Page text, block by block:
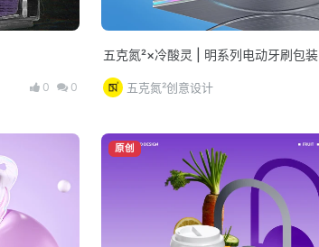
0 0
五克氮²×冷酸灵 | 明系列电动牙刷包装
五克氮²创意设计
原创